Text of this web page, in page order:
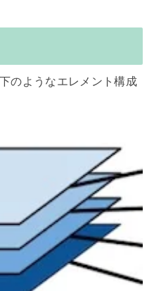
のようなエレメント構成